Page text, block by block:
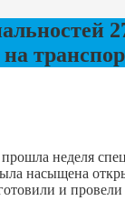
неделя
насыщена
и